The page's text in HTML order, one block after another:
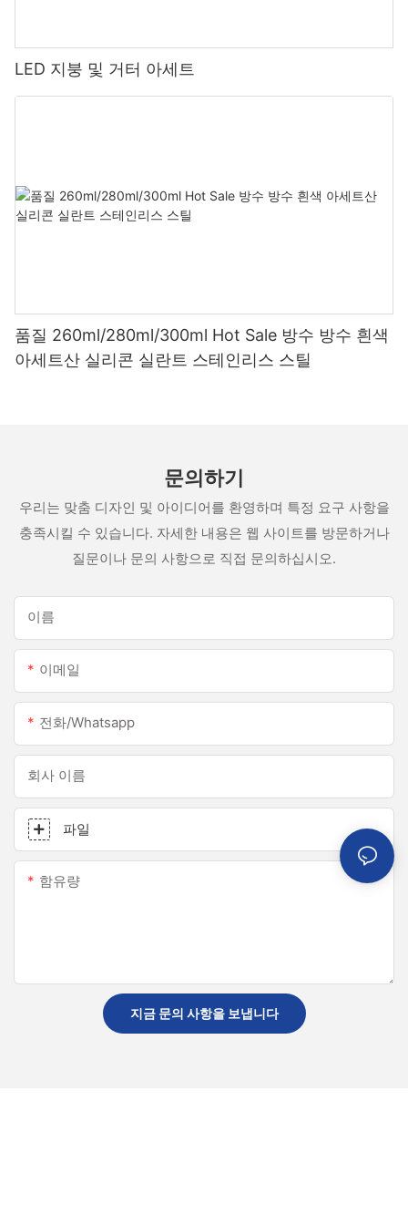
LED 지붕 및 거터 아세트
품질 260ml/280ml/300ml Hot Sale 방수 방수 흰색
아세트산 실리콘 실란트 스테인리스 스틸
문의하기
우리는 맞춤 디자인 및 아이디어를 환영하며 특정 요구 사항을
충족시킬 수 있습니다. 자세한 내용은 웹 사이트를 방문하거나
질문이나 문의 사항으로 직접 문의하십시오.
이름
이메일
전화/whatsapp
회사 이름
파일
함유량
지금 문의 사항을 보냅니다